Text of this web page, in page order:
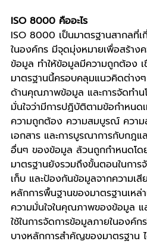
ISO 8000 คืออะไร
ISO 8000 เป็นมาตรฐานสากลที่
ในองค์กร มีจุดมุ่งหมายเพื่อสร้าง
ข้อมูล ทำให้ข้อมูลมีความถูกต้อง
มาตรฐานนี้ครอบคลุมแนวคิดต่าง
ด้านคุณภาพข้อมูล และการจัดทำน
มั่นใจว่ามีการปฏิบัติตามข้อกำหนด
ความถูกต้อง ความสมบูรณ์ ควา
เอกสาร และการบูรณาการกับกฎแ
อื่นๆ ของข้อมูล ล้วนถูกกำหนดโด
มาตรฐานยังรวมถึงขั้นตอนในการ
เก็บ และป้องกันข้อมูลจากความเ
หลักการพื้นฐานของมาตรฐานเหล่
ความมั่นใจในคุณภาพของข้อมูล แ
ใช้ในการจัดการข้อมูลภายในองค์ก
บางหลักการสำคัญของมาตรฐาน